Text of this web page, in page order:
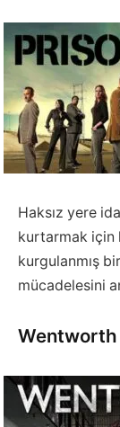
Haksız yere
kurtarmak için
kurgulanmış
mücadelesini
Wentworth